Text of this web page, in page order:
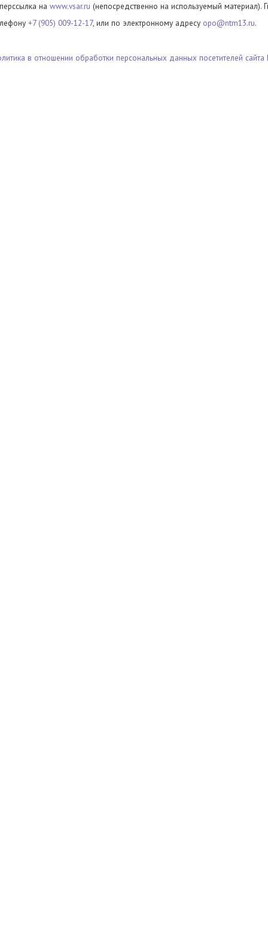
на www.vsar.ru (непосредственно на используемый материал).
+7 (905) 009-12-17, или по электронному адресу opo@ntm13.ru.
в отношении обработки персональных данных посетителей